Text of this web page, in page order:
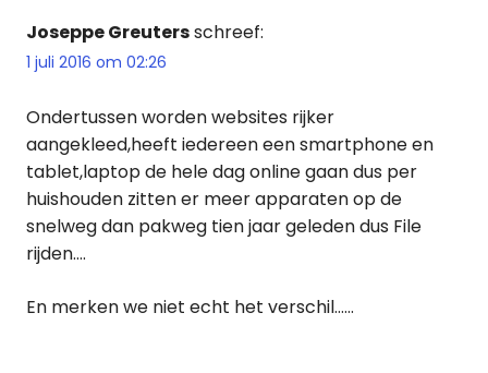
Joseppe Greutersschreef:
1 juli 2016 om 02:26
Ondertussen worden websites rijker
aangekleed,heeft iedereen een smartphone en
tablet,laptop de hele dag online gaan dus per
huishouden zitten er meer apparaten op de
snelweg dan pakweg tien jaar geleden dus File
rijden….
En merken we niet echt het verschil……